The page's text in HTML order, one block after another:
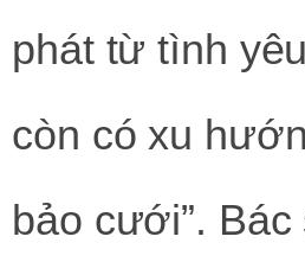
phát từ tình
còn có xu
bảo cưới”.